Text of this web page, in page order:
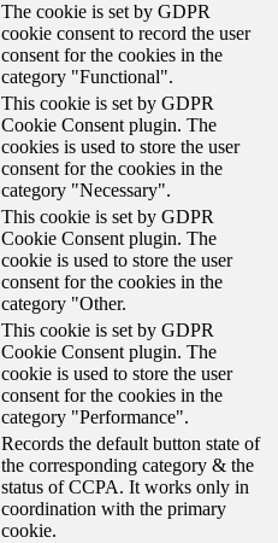
The cookie is set by GDPR
cookie consent to record the user
consent for the cookies in the
category "Functional".
This cookie is set by GDPR
Cookie Consent plugin. The
cookies is used to store the user
consent for the cookies in the
category "Necessary".
This cookie is set by GDPR
Cookie Consent plugin. The
cookie is used to store the user
consent for the cookies in the
category "Other.
This cookie is set by GDPR
Cookie Consent plugin. The
cookie is used to store the user
consent for the cookies in the
category "Performance".
Records the default button state of
the corresponding category & the
status of CCPA. It works only in
coordination with the primary
cookie.